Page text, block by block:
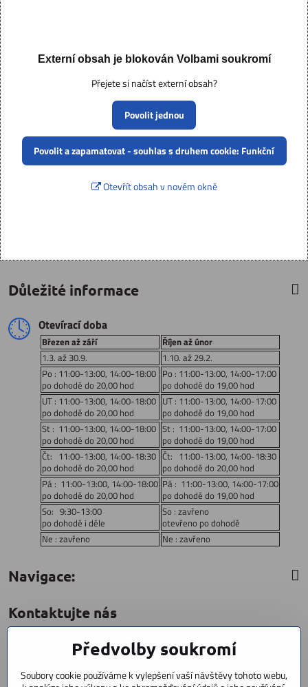
Externí obsah je blokován Volbami soukromí
Přejete si načíst externí obsah?
Povolit jednou
Povolit a zapamatovat - souhlas s druhem cookie: Funkční
Otevřít obsah v novém okně
Důležité informace
Otevírací doba
Březen až září
Říjen až únor
1.3. až 30.9.
1.10. až 29.2.
Po : 11:00-13:00, 14:00-18:00
po dohodě do 20,00 hod
Po : 11:00-13:00, 14:00-17:00
po dohodě do 19,00 hod
UT : 11:00-13:00, 14:00-18:00
po dohodě do 20,00 hod
UT : 11:00-13:00, 14:00-17:00
po dohodě do 19,00 hod
St : 11:00-13:00, 14:00-18:00
po dohodě do 20,00 hod
St : 11:00-13:00, 14:00-17:00
po dohodě do 19,00 hod
Čt: 11:00-13:00, 14:00-18:30
po dohodě do 20,00 hod
Čt: 11:00-13:00, 14:00-18:30
po dohodě do 20,00 hod
Pá : 11:00-13:00, 14:00-18:00
po dohodě do 20,00 hod
Pá : 11:00-13:00, 14:00-17:00
po dohodě do 19,00 hod
So: 9:30-13:00
po dohodě i déle
So : zavřeno
otevřeno po dohodě
Ne : zavřeno
Ne : zavřeno
Navigace:
Kontaktujte nás
CYCLESTAR s​.r​.o​.
Praha 5 Radotín
Předvolby soukromí
Soubory cookie používáme k vylepšení vaší návštěvy tohoto webu,